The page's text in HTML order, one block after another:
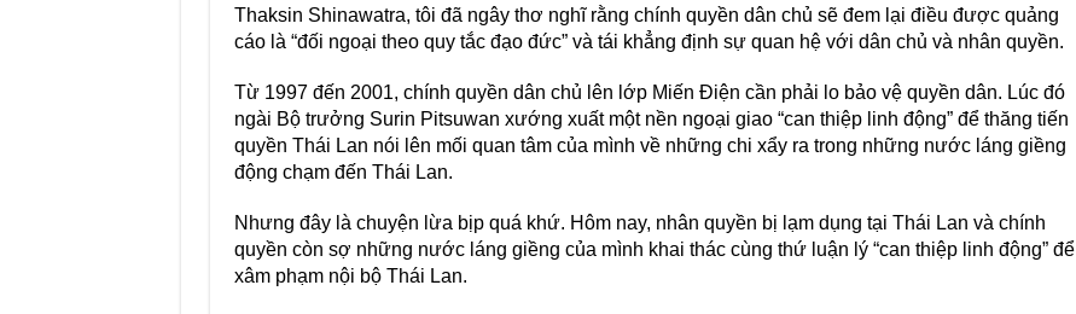
Thaksin Shinawatra, tôi đã ngây thơ nghĩ rằng chính quyền dân chủ sẽ đem lại điều được quảng
cáo là “đối ngoại theo quy tắc đạo đức” và tái khẳng định sự quan hệ với dân chủ và nhân quyền.
Từ 1997 đến 2001, chính quyền dân chủ lên lớp Miến Điện cần phải lo bảo vệ quyền dân. Lúc đó
ngài Bộ trưởng Surin Pitsuwan xướng xuất một nền ngoại giao “can thiệp linh động” để thăng tiến
quyền Thái Lan nói lên mối quan tâm của mình về những chi xẩy ra trong những nước láng giềng
động chạm đến Thái Lan.
Nhưng đây là chuyện lừa bịp quá khứ. Hôm nay, nhân quyền bị lạm dụng tại Thái Lan và chính
quyền còn sợ những nước láng giềng của mình khai thác cùng thứ luận lý “can thiệp linh động” để
xâm phạm nội bộ Thái Lan.